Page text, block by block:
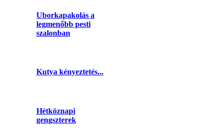
Uborkapakolás a
legmenőbb pesti
szalonban
Kutya kényeztetés...
Hétköznapi
gengszterek